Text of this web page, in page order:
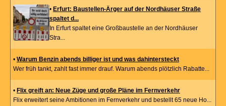
• Erfurt: Baustellen-Ärger auf der Nordhäuser Straße
spaltet d...
In Erfurt spaltet eine Großbaustelle an der Nordhäuser
Stra...
• Warum Benzin abends billiger ist und was dahintersteckt
Wer früh tankt, zahlt fast immer drauf. Warum abends plötzlich Rabatte...
• Flix greift an: Neue Züge und große Pläne im Fernverkehr
Flix erweitert seine Ambitionen im Fernverkehr und bestellt 65 neue Ho...